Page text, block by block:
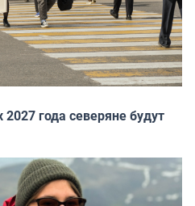
года северяне будут